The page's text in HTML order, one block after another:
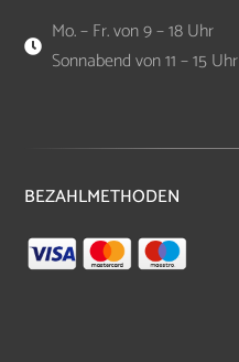

Mo. – Fr. von 9 – 18 Uhr
Sonnabend von 11 – 15 Uhr
BEZAHLMETHODEN